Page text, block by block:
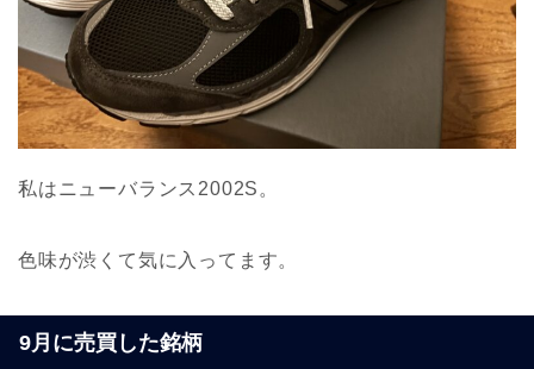
私はニューバランス2002S。
色味が渋くて気に入ってます。
9月に売買した銘柄